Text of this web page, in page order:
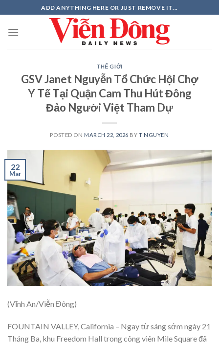
to
content
ADD ANYTHING HERE OR JUST REMOVE IT...
THẾ GIỚI
GSV Janet Nguyễn Tổ Chức Hội Chợ
Y Tế Tại Quận Cam Thu Hút Đông
Đảo Người Việt Tham Dự
POSTED ON MARCH 22, 2026 BYT NGUYEN
22
Mar
(Vĩnh An/Viễn Đông)
FOUNTAIN VALLEY, California – Ngay từ sáng sớm ngày 21
Tháng Ba, khu Freedom Hall trong công viên Mile Square đã